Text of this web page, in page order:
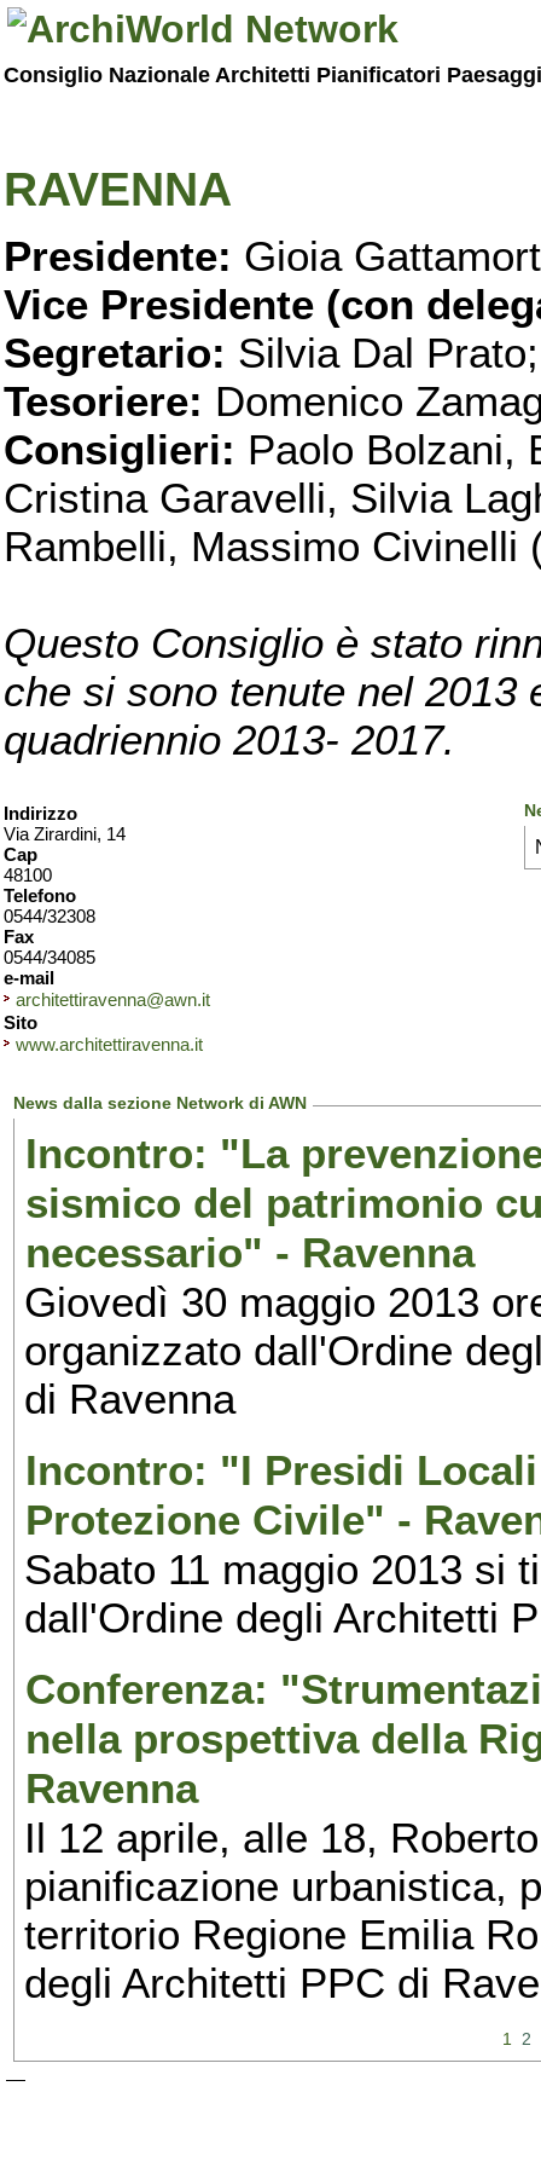
Consiglio Nazionale Architetti Pianificatori
RAVENNA
Presidente: Gioia
Vice Presidente (con
Segretario: Silvia Dal Prato;
Tesoriere: Domenico
Consiglieri: Paolo Bolzani,
Cristina Garavelli, Silvia
Rambelli, Massimo Civinelli
Questo Consiglio è stato
che si sono tenute nel 2013
quadriennio 2013- 2017.
Indirizzo
Via Zirardini, 14
Cap
48100
Telefono
0544/32308
Fax
0544/34085
e-mail
architettiravenna@awn.it
Sito
www.architettiravenna.it
News dalla sezione Network di AWN
Incontro: "La
sismico del patrimonio
necessario" - Ravenna
Giovedì 30 maggio 2013
organizzato dall'Ordine
di Ravenna
Incontro: "I Presidi
Protezione Civile" -
Sabato 11 maggio 2013 si
dall'Ordine degli Architetti
Conferenza:
nella prospettiva della
Ravenna
Il 12 aprile, alle 18,
pianificazione urbanistica,
territorio Regione Emilia
degli Architetti PPC di
1 2